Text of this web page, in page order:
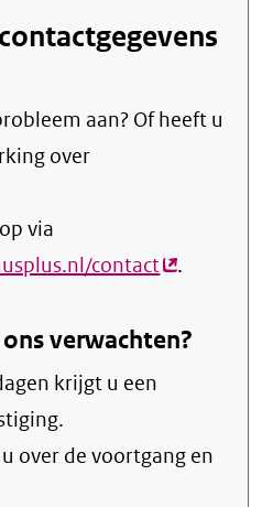
aan? Of heeft u
over
via
contact(externe
.
verwachten?
krijgt u een
over de voortgang en